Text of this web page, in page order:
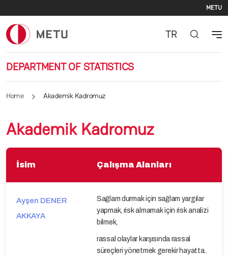
METU
DEPARTMENT OF STATISTICS
TR
Home Akademik Kadromuz
Akademik Kadromuz
İsim Çalışma Alanları
Ayşen DENER
AKKAYA
Sağlam durmak için sağlam yargılar
yapmak, risk almamak için risk analizi
bilmek,
rassal olaylar karşısında rassal
süreçleri yönetmek gerekir hayatta..